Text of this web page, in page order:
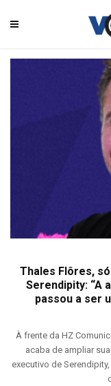
Thales Flôres,
Serendipity: “A
passou a ser
À frente da HZ
acaba de ampliar
executivo de